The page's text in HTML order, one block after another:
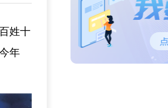
姓十
年